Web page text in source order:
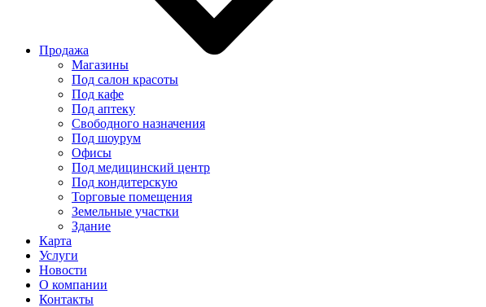
Продажа
Магазины
Под салон красоты
Под кафе
Под аптеку
Свободного назначения
Под шоурум
Офисы
Под медицинский центр
Под кондитерскую
Торговые помещения
Земельные участки
Здание
Карта
Услуги
Новости
О компании
Контакты